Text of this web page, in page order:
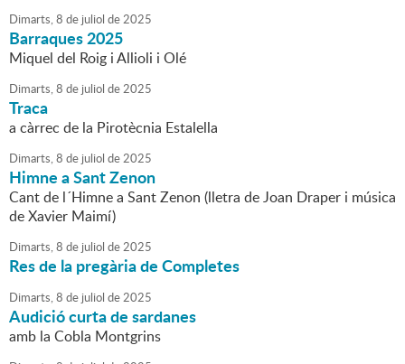
Dimarts,8 de juliol de2025
Barraques 2025
Miquel del Roig i Allioli i Olé
Dimarts,8 de juliol de2025
Traca
a càrrec de la Pirotècnia Estalella
Dimarts,8 de juliol de2025
Himne a Sant Zenon
Cant de l´Himne a Sant Zenon (lletra de Joan Draper i música
de Xavier Maimí)
Dimarts,8 de juliol de2025
Res de la pregària de Completes
Dimarts,8 de juliol de2025
Audició curta de sardanes
amb la Cobla Montgrins